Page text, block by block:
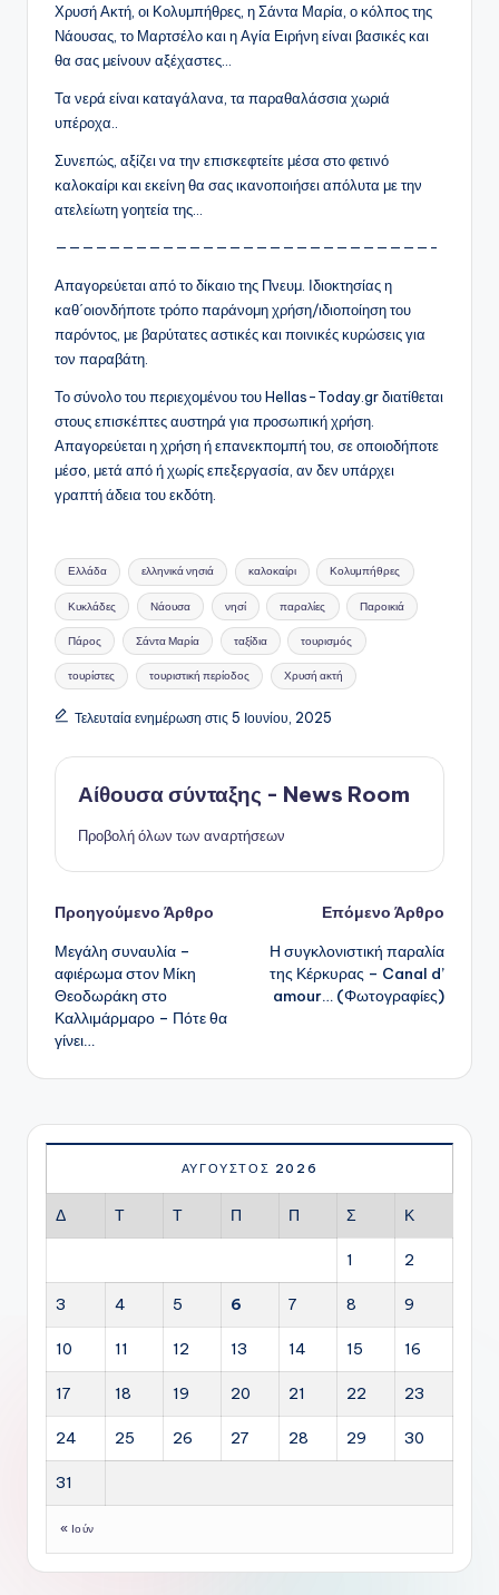
Χρυσή Ακτή, οι Κολυμπήθρες, η Σάντα Μαρία, ο κόλπος της
Νάουσας, το Μαρτσέλο και η Αγία Ειρήνη είναι βασικές και
θα σας μείνουν αξέχαστες…
Τα νερά είναι καταγάλανα, τα παραθαλάσσια χωριά
υπέροχα..
Συνεπώς, αξίζει να την επισκεφτείτε μέσα στο φετινό
καλοκαίρι και εκείνη θα σας ικανοποιήσει απόλυτα με την
ατελείωτη γοητεία της…
————————————————————————————-
Απαγορεύεται από το δίκαιο της Πνευμ. Ιδιοκτησίας η
καθ΄οιονδήποτε τρόπο παράνομη χρήση/ιδιοποίηση του
παρόντος, με βαρύτατες αστικές και ποινικές κυρώσεις για
τον παραβάτη.
Το σύνολο του περιεχομένου του Hellas-Today.gr διατίθεται
στους επισκέπτες αυστηρά για προσωπική χρήση.
Απαγορεύεται η χρήση ή επανεκπομπή του, σε οποιοδήποτε
μέσo, μετά από ή χωρίς επεξεργασία, αν δεν υπάρχει
γραπτή άδεια του εκδότη.
Ετικέτες:
Ελλάδα ελληνικά νησιά καλοκαίρι Κολυμπήθρες
Κυκλάδες Νάουσα νησί παραλίες Παροικιά
Πάρος Σάντα Μαρία ταξίδια τουρισμός
τουρίστες τουριστική περίοδος Χρυσή ακτή
Τελευταία ενημέρωση στις 5 Ιουνίου, 2025
Αίθουσα σύνταξης - News Room
Προβολή όλων των αναρτήσεων
Πλοήγηση
δημοσιεύσεων
Προηγούμενο Άρθρο
Μεγάλη συναυλία –
αφιέρωμα στον Μίκη
Θεοδωράκη στο
Καλλιμάρμαρο – Πότε θα
γίνει…
Επόμενο Άρθρο
Η συγκλονιστική παραλία
της Κέρκυρας – Canal d’
amour… (Φωτογραφίες)
ΑΎΓΟΥΣΤΟΣ 2026
Δ Τ Τ Π Π Σ Κ
1 2
3 4 5 6 7 8 9
10 11 12 13 14 15 16
17 18 19 20 21 22 23
24 25 26 27 28 29 30
31
« Ιούν